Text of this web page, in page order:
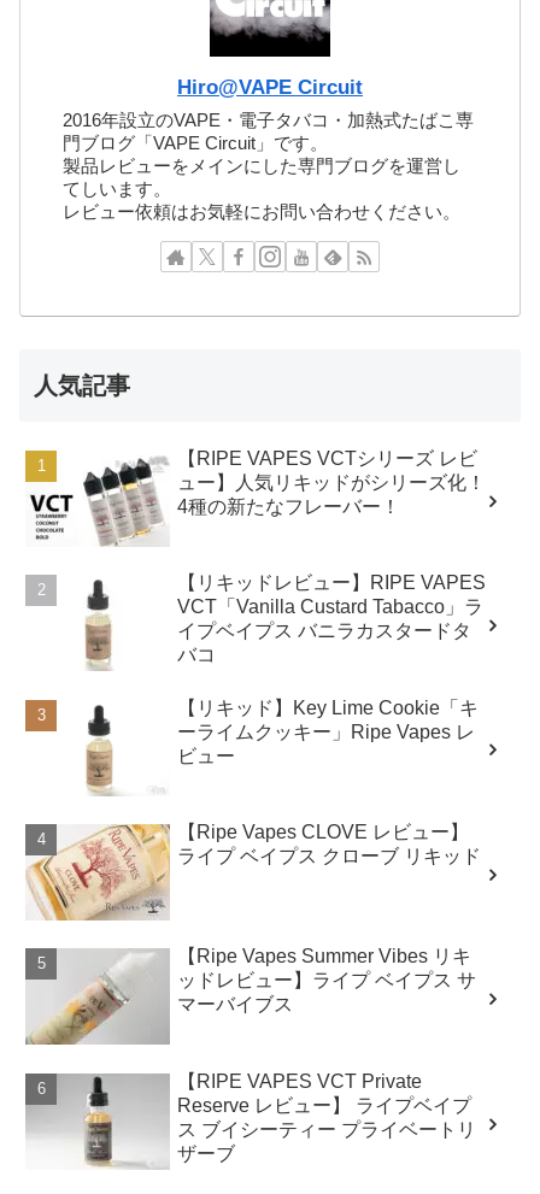
Hiro@VAPE Circuit
2016年設立のVAPE・電子タバコ・加熱式たばこ専
門ブログ「VAPE Circuit」です。
製品レビューをメインにした専門ブログを運営し
てしいます。
レビュー依頼はお気軽にお問い合わせください。
人気記事
【RIPE VAPES VCTシリーズ レビ
ュー】人気リキッドがシリーズ化！
4種の新たなフレーバー！
【リキッドレビュー】RIPE VAPES
VCT「Vanilla Custard Tabacco」ラ
イプベイプス バニラカスタードタ
バコ
【リキッド】Key Lime Cookie「キ
ーライムクッキー」Ripe Vapes レ
ビュー
【Ripe Vapes CLOVE レビュー】
ライプ ベイプス クローブ リキッド
【Ripe Vapes Summer Vibes リキ
ッドレビュー】ライプ ベイプス サ
マーバイブス
【RIPE VAPES VCT Private
Reserve レビュー】 ライプベイプ
ス ブイシーティー プライベートリ
ザーブ